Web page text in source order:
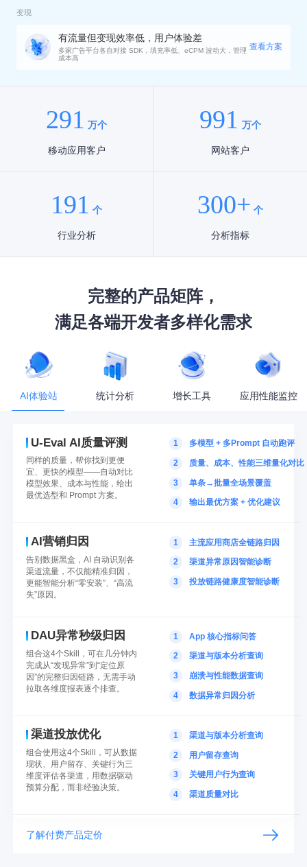
变现
有流量但变现效率低，用户体验差
多家广告平台各自对接 SDK，填充率低、eCPM 波动大，管理
成本高
查看方案
291 万个
移动应用客户
991 万个
网站客户
191 个
行业分析
300+ 个
分析指标
完整的产品矩阵，
满足各端开发者多样化需求
AI体验站 统计分析 增长工具 应用性能监控
U-Eval AI质量评测
同样的质量，帮你找到更便
宜、更快的模型——自动对比
模型效果、成本与性能，给出
最优选型和 Prompt 方案。
1 多模型 + 多Prompt 自动跑评
2 质量、成本、性能三维量化对比
3 单条→批量全场景覆盖
4 输出最优方案 + 优化建议
AI营销归因
告别数据黑盒，AI 自动识别各
渠道流量，不仅能精准归因，
更能智能分析“零安装”、“高流
失”原因。
1 主流应用商店全链路归因
2 渠道异常原因智能诊断
3 投放链路健康度智能诊断
DAU异常秒级归因
组合这4个Skill，可在几分钟内
完成从“发现异常”到“定位原
因”的完整归因链路，无需手动
拉取各维度报表逐个排查。
1 App 核心指标问答
2 渠道与版本分析查询
3 崩溃与性能数据查询
4 数据异常归因分析
渠道投放优化
组合使用这4个Skill，可从数据
现状、用户留存、关键行为三
维度评估各渠道，用数据驱动
预算分配，而非经验决策。
1 渠道与版本分析查询
2 用户留存查询
3 关键用户行为查询
4 渠道质量对比
U-App 移动统计
App监测与分析平台，助力用户增长
U-Mini 小程序统计
多平台小程序/小游戏/H5数据统计分析
U-Push 消息推送
极简接入，精准推送，提升活跃
U-Share 社会化分享
一次集成，多个平台分享能力
基于DeepLink的深度链接能力
U-APM App端性能监控
监控App性能与崩溃，提升应用质量
U-APM 小程序端性能监控
微信/支付宝小程序性能监控
了解付费产品定价